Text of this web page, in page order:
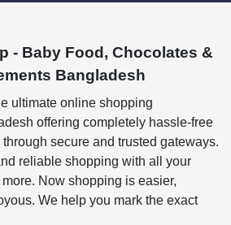
- Baby Food, Chocolates &
Bangladesh
ultimate online shopping
offering completely hassle-free
secure and trusted gateways.
reliable shopping with all your
Now shopping is easier,
We help you mark the exact